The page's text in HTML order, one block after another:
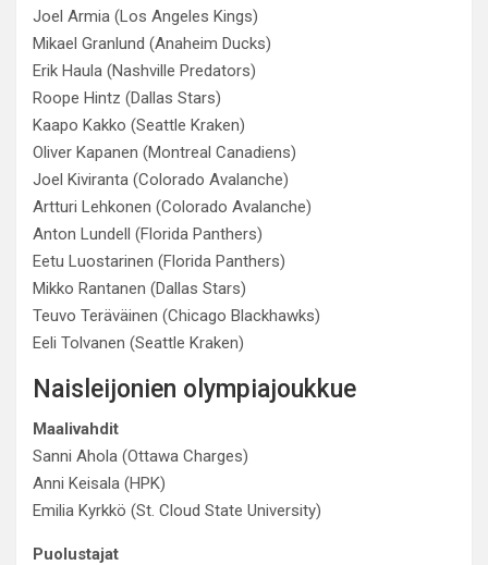
Joel Armia (Los Angeles Kings)
Mikael Granlund (Anaheim Ducks)
Erik Haula (Nashville Predators)
Roope Hintz (Dallas Stars)
Kaapo Kakko (Seattle Kraken)
Oliver Kapanen (Montreal Canadiens)
Joel Kiviranta (Colorado Avalanche)
Artturi Lehkonen (Colorado Avalanche)
Anton Lundell (Florida Panthers)
Eetu Luostarinen (Florida Panthers)
Mikko Rantanen (Dallas Stars)
Teuvo Teräväinen (Chicago Blackhawks)
Eeli Tolvanen (Seattle Kraken)
Naisleijonien olympiajoukkue
Maalivahdit
Sanni Ahola (Ottawa Charges)
Anni Keisala (HPK)
Emilia Kyrkkö (St. Cloud State University)
Puolustajat